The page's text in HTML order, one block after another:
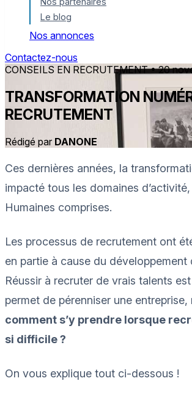
Le blog
Nos annonces
Contactez-nous
CONSEILS EN RECRUTEMENT • 20
TRANSFORMATION
RECRUTEMENT
Rédigé par DANONE
Ces dernières années, la
impacté tous les domaines
Humaines comprises.
Les processus de recrutement ont
en partie à cause du développement
Réussir à recruter de vrais talents
permet de pérenniser une entreprise,
comment s’y prendre lorsque
si difficile ?
On vous explique tout ci-dessous !